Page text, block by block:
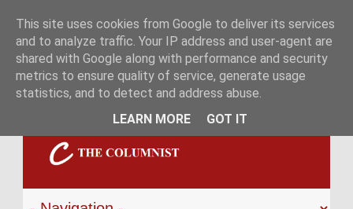
This site uses cookies from Google to deliver its services
and to analyze traffic. Your IP address and user-agent are
shared with Google along with performance and security
metrics to ensure quality of service, generate usage
statistics, and to detect and address abuse.
LEARN MORE
GOT IT